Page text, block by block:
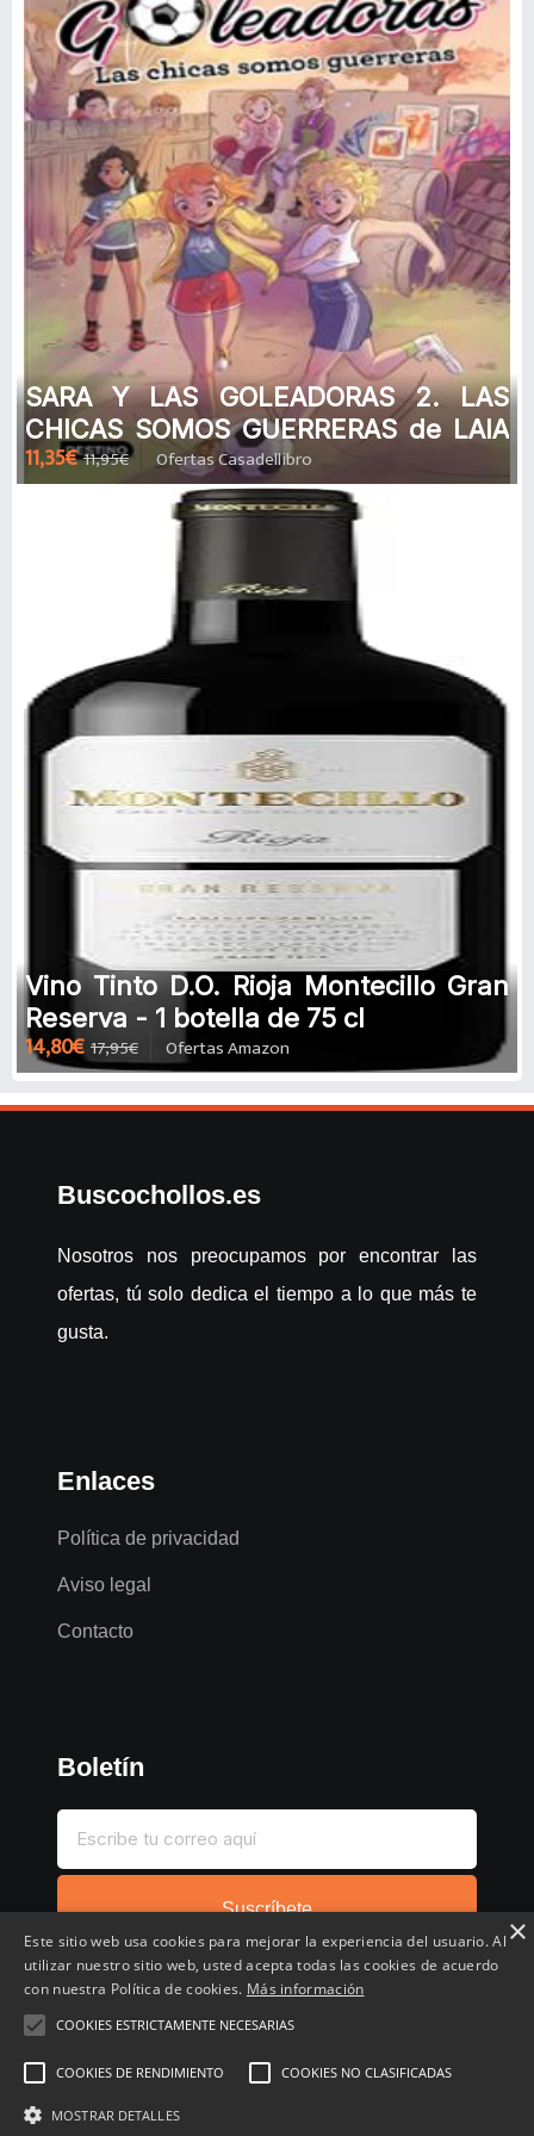
SARA Y LAS GOLEADORAS 2. LAS
CHICAS SOMOS GUERRERAS de LAIA
LOPEZ
11,35€ 11,95€ Ofertas Casadellibro
Vino Tinto D.O. Rioja Montecillo Gran
Reserva - 1 botella de 75 cl
14,80€ 17,95€ Ofertas Amazon
Buscochollos.es
Nosotros nos preocupamos por encontrar las
ofertas, tú solo dedica el tiempo a lo que más te
gusta.
Enlaces
Política de privacidad
Aviso legal
Contacto
Boletín
Suscríbete
Inicio Compartir chollo Destacados
Cronológico
×
Este sitio web usa cookies para mejorar la experiencia del usuario. Al
utilizar nuestro sitio web, usted acepta todas las cookies de acuerdo
con nuestra Política de cookies. Más información
COOKIES ESTRICTAMENTE NECESARIAS
COOKIES DE RENDIMIENTO COOKIES NO CLASIFICADAS
MOSTRAR DETALLES